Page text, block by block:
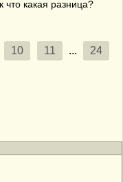
что какая разница?
10 11 ... 24